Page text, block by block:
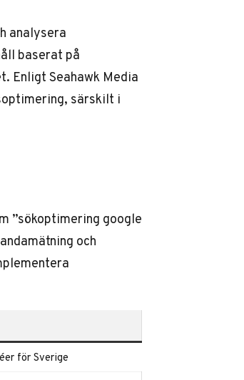
analysera
baserat på
Enligt Seahawk Media
särskilt i
”sökoptimering google
och
för Sverige